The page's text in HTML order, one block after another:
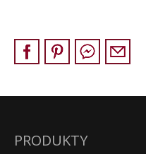
BLOG
PRODUKTY